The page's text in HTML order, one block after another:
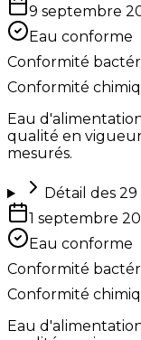
9 septembre
Eau conforme
Conformité
Conformité
Eau
qualité en
mesurés.
Détail des 29
1 septembre
Eau conforme
Conformité
Conformité
Eau